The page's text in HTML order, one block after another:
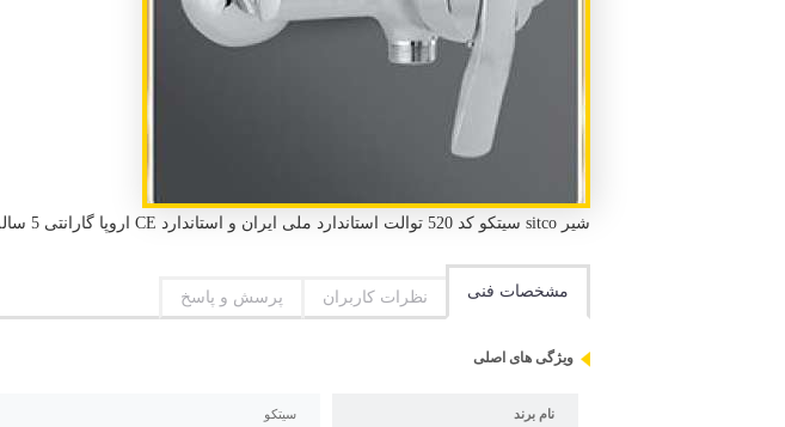
شیر sitco سیتکو کد 520 توالت استاندارد ملی ایران و استاندارد CE اروپا گارانتی 5 ساله سیتکو دوعدد لنگی و قالپاق
مشخصات فنی نظرات کاربران پرسش و پاسخ
ویژگی های اصلی
نام برند سیتکو